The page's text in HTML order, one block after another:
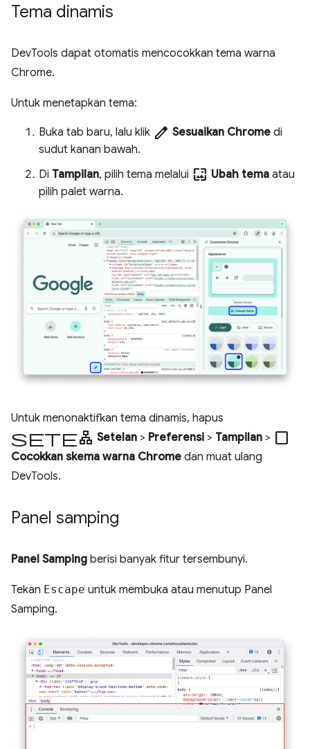
Tema dinamis
DevTools dapat otomatis mencocokkan tema warna
Chrome.
Untuk menetapkan tema:
Buka tab baru, lalu klik edit Sesuaikan Chrome di
sudut kanan bawah.
Di Tampilan, pilih tema melalui wallpaper Ubah tema atau
pilih palet warna.
Untuk menonaktifkan tema dinamis, hapus
setelan Setelan > Preferensi > Tampilan > check_box_outline_blank
Cocokkan skema warna Chrome dan muat ulang
DevTools.
Panel samping
Panel Samping berisi banyak fitur tersembunyi.
Tekan Escape untuk membuka atau menutup Panel
Samping.